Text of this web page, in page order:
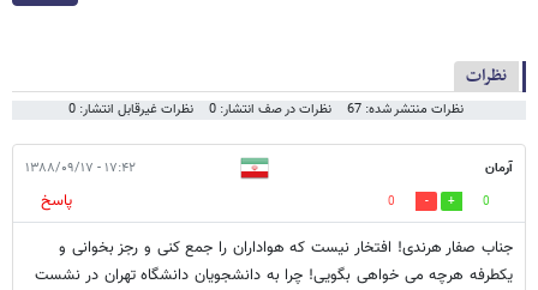
نظرات
نظرات منتشر شده: 67 نظرات در صف انتشار: 0 نظرات غیرقابل انتشار: 0
آرمان ۱۷:۴۲ - ۱۳۸۸/۰۹/۱۷
0
0
پاسخ
جناب صفار هرندی! افتخار نیست که هواداران را جمع کنی و رجز بخوانی و
یکطرفه هرچه می خواهی بگویی! چرا به دانشجویان دانشگاه تهران در نشست